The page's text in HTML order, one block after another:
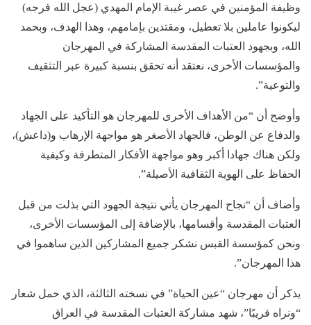
وظيفة المؤمنين في عصر غيبة الإمام المهدي (عجل الله فرجه)
ليكونوا عاملين بلا تعطيل، ومقتدين بإمامهم، وهذا الهدف، وبحمد
الله، وبجهود العتبات المقدسة المشاركة في المهرجان
والمؤسسات الأخرى، نعتقد أنه تحقق بنسبة كبيرة عبر التثقيف
والتوعية”.
وأوضح أن “من الأهداف الأخرى للمهرجان هو التأكيد على الجهاد
والدفاع عن الوطن، فالجهاد الأصغر هو مواجهة الإرهاب و(داعش)،
ولكن هناك جهادا أكبر وهو مواجهة الأفكار المتطرفة وكيفية
الحفاظ على الهوية الثقافية الأصيلة”.
وأضاف أن “نجاح المهرجان يأتي نتيجة الجهود التي بذلت من قبل
العتبات المقدسة وأقسامها، بالإضافة إلى المؤسسات الأخرى،
ونحن كمؤسسة القبس نشكر جميع المشاركين الذين ساهموا في
هذا المهرجان”.
يذكر أن مهرجان “عين الحياة” في نسخته الثالثة، الذي حمل شعار
“ونراه قريبًا”، شهد مشاركة العتبات المقدسة في العراق